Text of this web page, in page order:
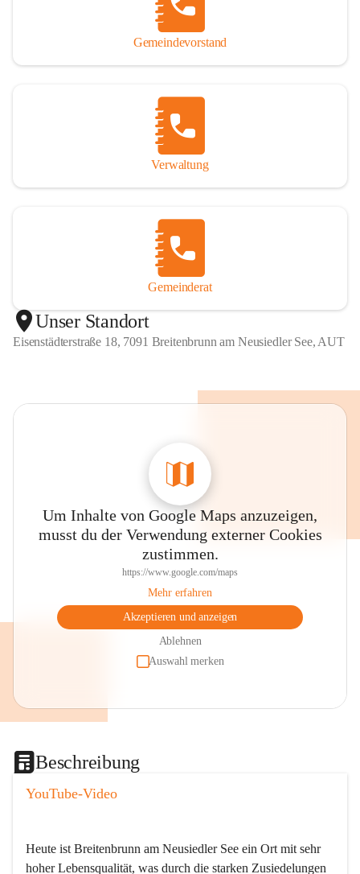
Gemeindevorstand
Verwaltung
Gemeinderat
Unser Standort
Eisenstädterstraße 18, 7091 Breitenbrunn am Neusiedler See, AUT
Um Inhalte von Google Maps anzuzeigen,
musst du der Verwendung externer Cookies
zustimmen.
https://www.google.com/maps
Mehr erfahren
Akzeptieren und anzeigen
Ablehnen
Auswahl merken
Beschreibung
YouTube-Video
Heute ist Breitenbrunn am Neusiedler See ein Ort mit sehr
hoher Lebensqualität, was durch die starken Zusiedelungen